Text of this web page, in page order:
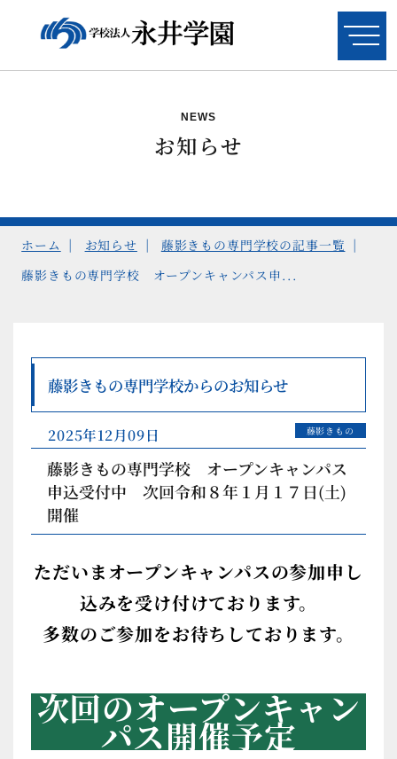
ITリテラシー科
（留学生）
医療秘書科
医療事務コース
ビジネス日本語学科
（留学生）
藤影きもの専門学校
きもの総合コース
きもの専攻コース
着付けビジネスコース
NEWS
お知らせ
ホーム お知らせ
藤影きもの専門学校の記事一覧
藤影きもの専門学校 オープンキャンパス申...
藤影きもの専門学校からのお知らせ
2025年12月09日 藤影きもの
藤影きもの専門学校 オープンキャンパス
申込受付中 次回令和８年１月１７日(土)
開催
ただいまオープンキャンパスの参加申し
込みを受け付けております。
多数のご参加をお待ちしております。
次回のオープンキャン
パス開催予定